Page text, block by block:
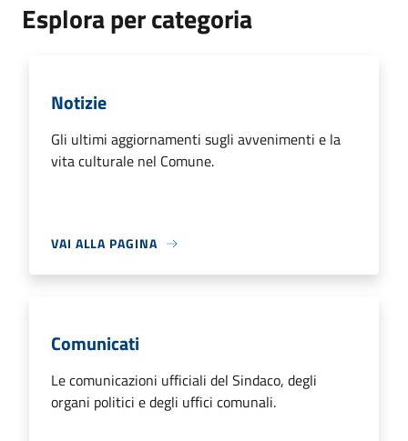
Esplora per categoria
Notizie
Gli ultimi aggiornamenti sugli avvenimenti e la
vita culturale nel Comune.
VAI ALLA PAGINA
Comunicati
Le comunicazioni ufficiali del Sindaco, degli
organi politici e degli uffici comunali.